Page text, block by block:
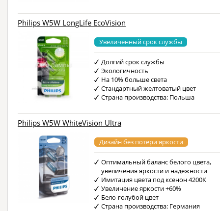
Philips W5W LongLife EcoVision
Увеличенный срок службы
Долгий срок службы
Экологичность
На 10% больше света
Стандартный желтоватый цвет
Страна производства: Польша
Philips W5W WhiteVision Ultra
Дизайн без потери яркости
Оптимальный баланс белого цвета,
увеличения яркости и надежности
Имитация цвета под ксенон 4200К
Увеличение яркости +60%
Бело-голубой цвет
Страна производства: Германия